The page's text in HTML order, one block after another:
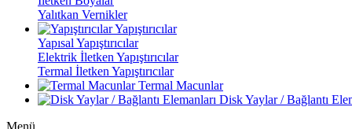
Yalıtkan Vernikler
Yapıştırıcılar
Yapısal Yapıştırıcılar
Elektrik İletken Yapıştırıcılar
Termal İletken Yapıştırıcılar
Termal Macunlar
Disk Yaylar / Bağlantı
Menü